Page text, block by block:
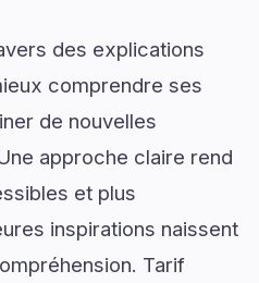
des explications
comprendre ses
de nouvelles
approche claire rend
et plus
inspirations naissent
Tarif